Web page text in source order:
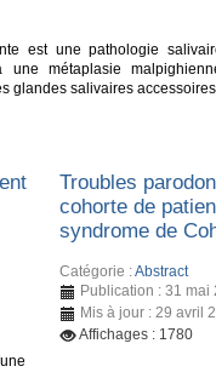
est une pathologie
métaplasie
glandes salivaires
Troubles
cohorte de
syndrome de
Catégorie :Abstract
Publication : 31 mai
Mis à jour : 29 avril
Affichages : 1780